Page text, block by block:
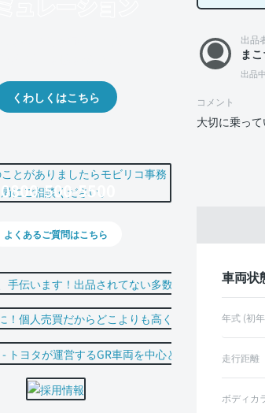
車両状
年式 (初
走行距離
ボディカ
出品
ま
出品
コメント
大切に乗って
くわしくはこちら
0800-500-5500
よくあるご質問はこちら